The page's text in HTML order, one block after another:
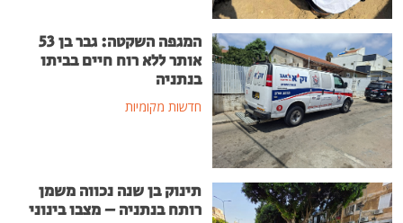
המגפה השקטה: גבר בן 53
אותר ללא רוח חיים בביתו
בנתניה
חדשות מקומיות
תינוק בן שנה נכווה משמן
רותח בנתניה – מצבו בינוני